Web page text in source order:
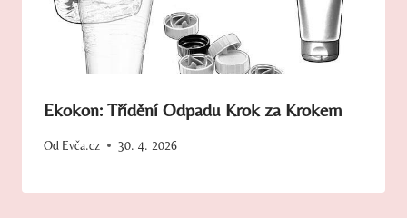
Ekokon: Třídění Odpadu Krok za Krokem
Od Evča.cz 30. 4. 2026